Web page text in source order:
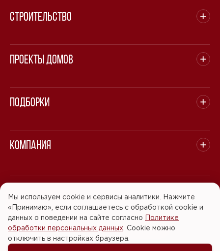
Строительство
Проекты домов
Подборки
Компания
© 2008 - 2026 ООО "БАСТЭН". Все права защищены.
Политика обработки персональных данных
Согласие на обработку персональных данных
Мы используем cookie и сервисы аналитики. Нажмите
«Принимаю», если соглашаетесь с обработкой cookie и
данных о поведении на сайте согласно Политике
обработки персональных данных . Cookie можно
отключить в настройках браузера.